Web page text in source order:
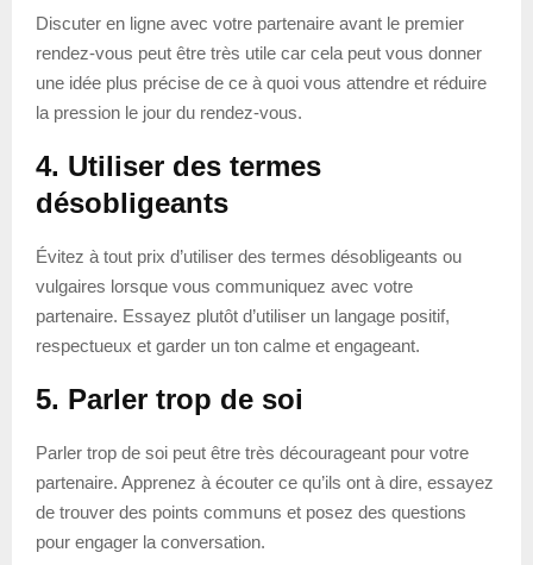
Discuter en ligne avec votre partenaire avant le premier
rendez-vous peut être très utile car cela peut vous donner
une idée plus précise de ce à quoi vous attendre et réduire
la pression le jour du rendez-vous.
4. Utiliser des termes
désobligeants
Évitez à tout prix d’utiliser des termes désobligeants ou
vulgaires lorsque vous communiquez avec votre
partenaire. Essayez plutôt d’utiliser un langage positif,
respectueux et garder un ton calme et engageant.
5. Parler trop de soi
Parler trop de soi peut être très décourageant pour votre
partenaire. Apprenez à écouter ce qu’ils ont à dire, essayez
de trouver des points communs et posez des questions
pour engager la conversation.